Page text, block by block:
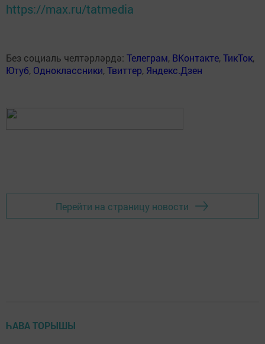
https://max.ru/tatmedia
Без социаль челтәрләрдә: Телеграм, ВКонтакте,ТикТок,
Ютуб, Одноклассники,Твиттер, Яндекс.Дзен
Перейти на страницу новости
ҺАВА ТОРЫШЫ